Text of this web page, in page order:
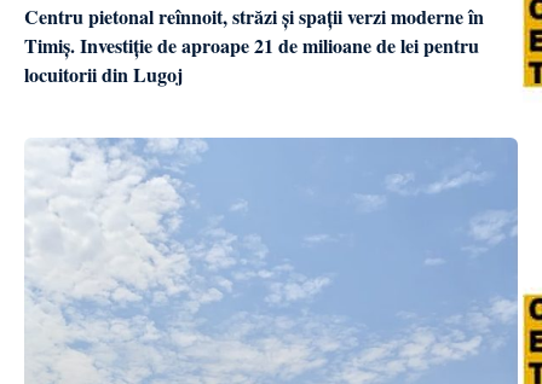
Centru pietonal reînnoit, străzi și spații verzi moderne în
Timiș. Investiție de aproape 21 de milioane de lei pentru
locuitorii din Lugoj